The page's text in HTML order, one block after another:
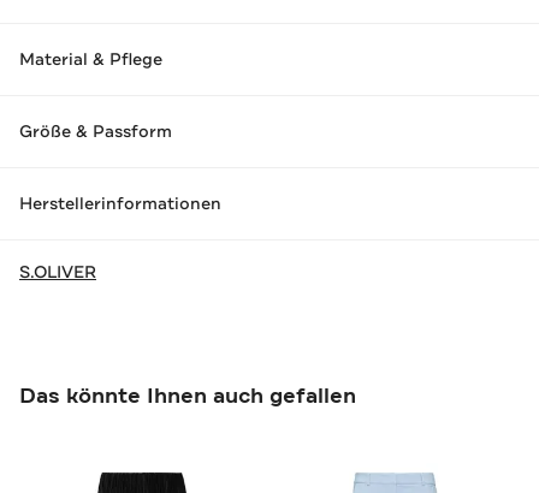
Material & Pflege
Größe & Passform
Herstellerinformationen
S.OLIVER
Das könnte Ihnen auch gefallen